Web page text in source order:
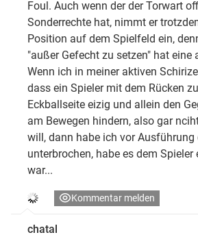
Foul. Auch wenn der der Torwart
Sonderrechte hat, nimmt er
Position auf dem Spielfeld ein,
"außer Gefecht zu setzen" hat eine
Wenn ich in meiner aktiven
dass ein Spieler mit dem Rücken
Eckballseite eizig und allein den
am Bewegen hindern, also gar
will, dann habe ich vor Ausführung
unterbrochen, habe es dem Spieler
war...
Kommentar melden
chatal